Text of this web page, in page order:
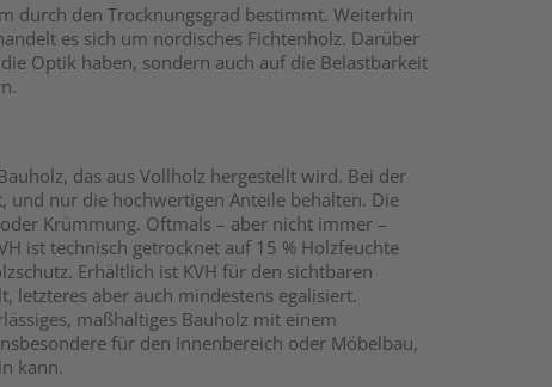
durch den Trocknungsgrad bestimmt. Weiterhin
es sich um nordisches Fichtenholz. Darüber
Optik haben, sondern auch auf die Belastbarkeit
das aus Vollholz hergestellt wird. Bei der
und nur die hochwertigen Anteile behalten. Die
Krümmung. Oftmals – aber nicht immer –
ist technisch getrocknet auf 15 % Holzfeuchte
Erhältlich ist KVH für den sichtbaren
letzteres aber auch mindestens egalisiert.
maßhaltiges Bauholz mit einem
für den Innenbereich oder Möbelbau,
kann.